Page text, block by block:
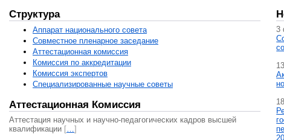
Структура
Аппарат национального совета
Совместное пленарное заседание
Аттестационная комисcия
Комиссия по аккредитации
Комиссия экспертов
Специализированные научные советы
Аттестационная Комиссия
Аттестация научных и научно-педагогических кадров высшей
квалификации […]
3